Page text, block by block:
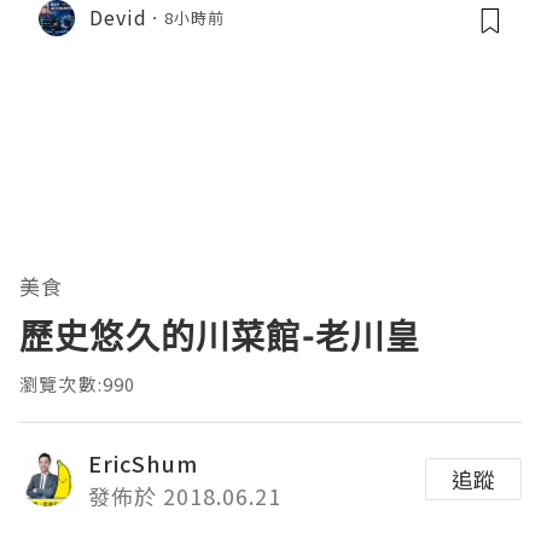
Devid 8小時前
美食
歷史悠久的川菜館-老川皇
瀏覽次數:990
EricShum
發佈於 2018.06.21
追蹤